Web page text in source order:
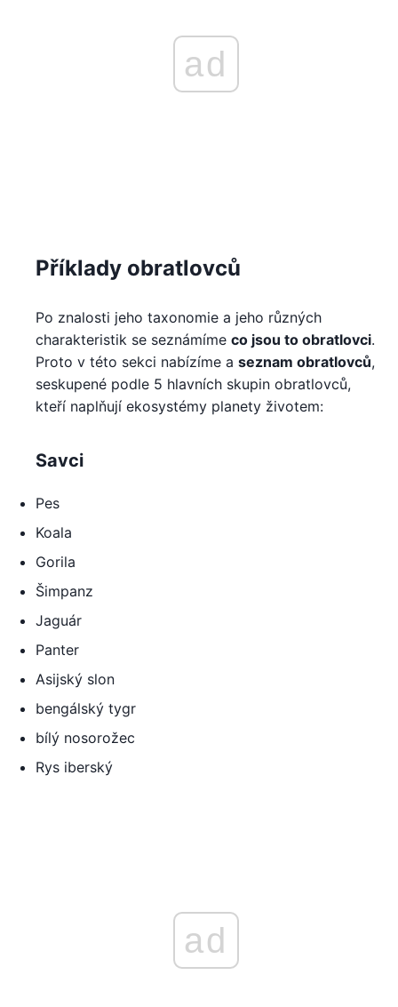
ad
Příklady obratlovců
Po znalosti jeho taxonomie a jeho různých
charakteristik se seznámíme co jsou to obratlovci.
Proto v této sekci nabízíme a seznam obratlovců,
seskupené podle 5 hlavních skupin obratlovců,
kteří naplňují ekosystémy planety životem:
Savci
Pes
Koala
Gorila
Šimpanz
Jaguár
Panter
Asijský slon
bengálský tygr
bílý nosorožec
Rys iberský
ad